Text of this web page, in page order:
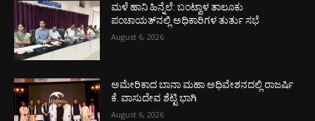
ಮಳೆ ಹಾನಿ ಹಿನ್ನೆಲೆ: ಬಂಟ್ವಾಳ ತಾಲೂಕು
ಪಂಚಾಯತ್‌ನಲ್ಲಿ ಅಧಿಕಾರಿಗಳ ತುರ್ತು ಸಭೆ
August 6, 2026
ಅಮೇರಿಕಾದ ಬಾನಾ ಮಹಾ ಅಧಿವೇಶನದಲ್ಲಿ ರಾಜರ್ಷಿ
ಕೆ. ವಾಸುದೇವ ಶೆಟ್ಟಿ ಭಾಗಿ
August 6, 2026